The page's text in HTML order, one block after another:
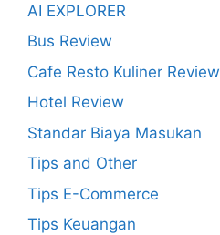
AI EXPLORER
Bus Review
Cafe Resto Kuliner Review
Hotel Review
Standar Biaya Masukan
Tips and Other
Tips E-Commerce
Tips Keuangan